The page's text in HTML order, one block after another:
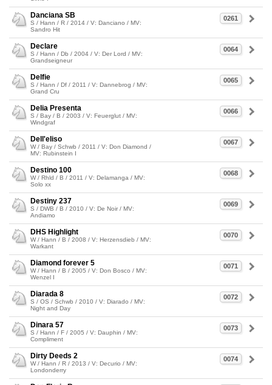
0261
Danciana SB
S / Hann / R / 2014 / V: Danciano / MV:
Sandro Hit
0064
Declare
S / Hann / Db / 2004 / V: Der Lord / MV:
Grandseigneur
0065
Delfie
S / Hann / Df / 2011 / V: Dannebrog / MV:
Grand Cru
0066
Delia Presenta
S / Bay / B / 2003 / V: Feuerglut / MV:
Windgraf
0067
Dell'eliso
W / Bay / Schwb / 2011 / V: Don Diamond /
MV: Rubinstein I
0068
Destino 100
W / Rhld / B / 2011 / V: Delamanga / MV:
Solo xx
0069
Destiny 237
S / DWB / B / 2010 / V: De Noir / MV:
Andiamo
0070
DHS Highlight
W / Hann / B / 2008 / V: Herzensdieb / MV:
Warkant
0071
Diamond forever 5
W / Hann / B / 2005 / V: Don Bosco / MV:
Wenzel I
0072
Diarada 8
S / OS / Schwb / 2010 / V: Diarado / MV:
Night and Day
0073
Dinara 57
S / Hann / F / 2005 / V: Dauphin / MV:
Compliment
0074
Dirty Deeds 2
W / Hann / R / 2013 / V: Decurio / MV:
Londonderry